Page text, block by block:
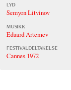
LYD
Semyon Litvinov
MUSIKK
Eduard Artemev
FESTIVALDELTAKELSE
Cannes 1972